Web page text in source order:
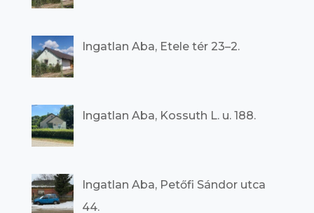
Ingatlan Aba, Etele tér 23–2.
Ingatlan Aba, Kossuth L. u. 188.
Ingatlan Aba, Petőfi Sándor utca
44.